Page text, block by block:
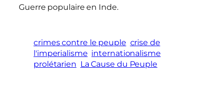
Guerre populaire en Inde.
crimes contre le peuple crise de
l'imperialisme internationalisme
prolétarien La Cause du Peuple